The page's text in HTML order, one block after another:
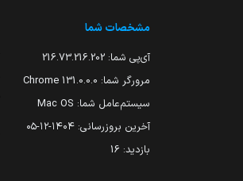
مشخصات شما
آی‌پی شما: 216.73.216.202
مرورگر شما: 131.0.0.0 Chrome
سیستم‌عامل شما: Mac OS
آخرین بروزرسانی: ۱۴۰۴-۱۲-۰۵
بازدید: 16